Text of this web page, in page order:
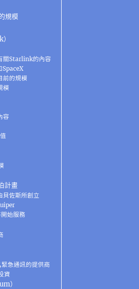
規模
關Starlink的內容
的規模
模
容
計畫
貝佐斯所創立
始服務
急通訊的提供商
資
）